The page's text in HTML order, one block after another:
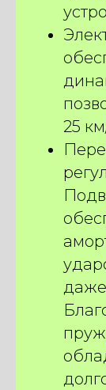
25